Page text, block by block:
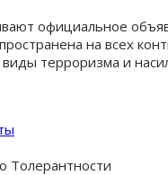
официальное
на всех
терроризма и
Толерантности